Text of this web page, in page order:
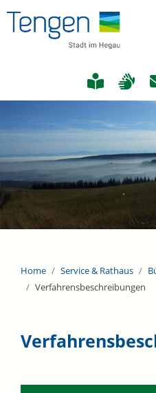
Home Service & Rathaus
Verfahrensbeschreibungen